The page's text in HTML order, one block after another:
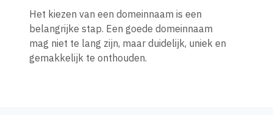
Het kiezen van een domeinnaam is een
belangrijke stap. Een goede domeinnaam
mag niet te lang zijn, maar duidelijk, uniek en
gemakkelijk te onthouden.